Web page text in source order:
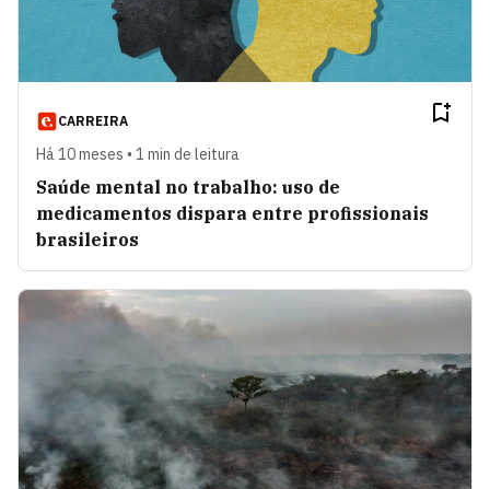
CARREIRA
Há 10 meses • 1 min de leitura
Saúde mental no trabalho: uso de
medicamentos dispara entre profissionais
brasileiros